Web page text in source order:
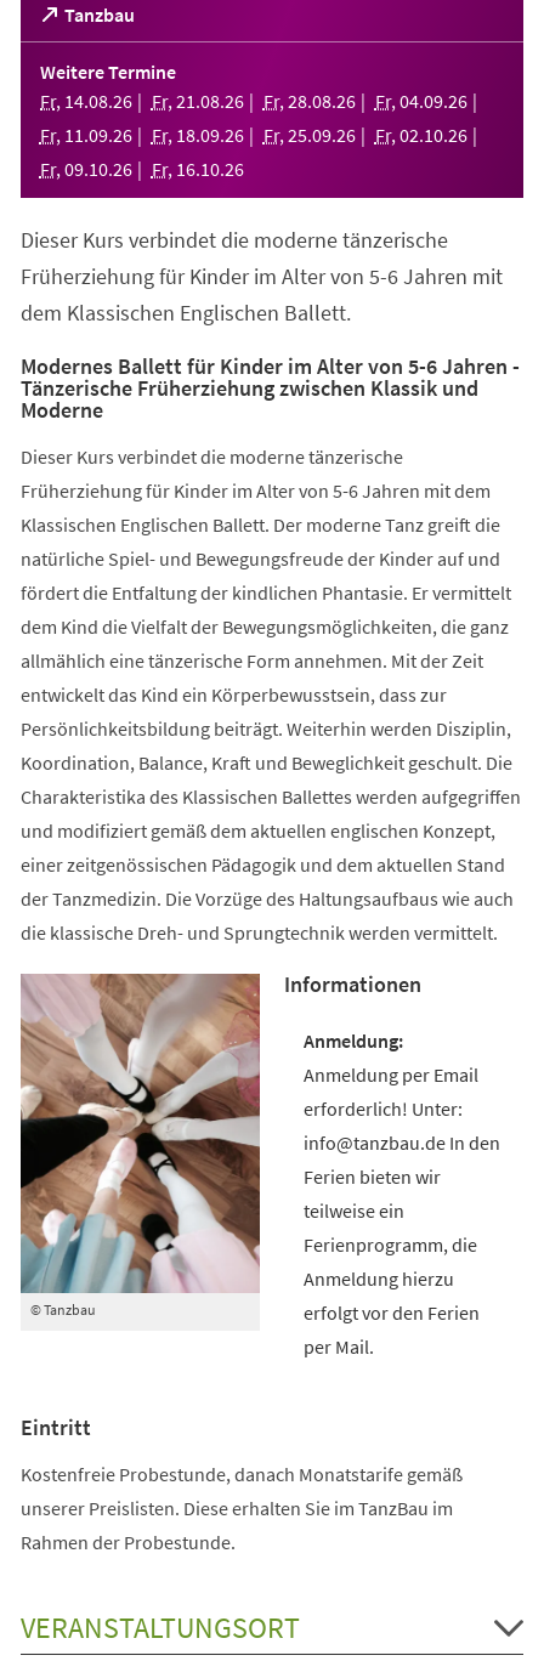
Tanzbau
(Öffnet
in
einem
neuen
Tab)
Weitere Termine
Fr, 14.08.26 Fr, 21 .08.26 Fr, 28.08.26 Fr, 04.09.26
Fr, 11 .09.26 Fr, 18.09.26 Fr, 25.09.26 Fr, 02.10.26
Fr, 09.10.26 Fr, 16.10.26
Dieser Kurs verbindet die moderne tänzerische
Früherziehung für Kinder im Alter von 5-6 Jahren mit
dem Klassischen Englischen Ballett.
Modernes Ballett für Kinder im Alter von 5-6 Jahren -
Tänzerische Früherziehung zwischen Klassik und
Moderne
Dieser Kurs verbindet die moderne tänzerische
Früherziehung für Kinder im Alter von 5-6 Jahren mit dem
Klassischen Englischen Ballett. Der moderne Tanz greift die
natürliche Spiel- und Bewegungsfreude der Kinder auf und
fördert die Entfaltung der kindlichen Phantasie. Er vermittelt
dem Kind die Vielfalt der Bewegungsmöglichkeiten, die ganz
allmählich eine tänzerische Form annehmen. Mit der Zeit
entwickelt das Kind ein Körperbewusstsein, dass zur
Persönlichkeitsbildung beiträgt. Weiterhin werden Disziplin,
Koordination, Balance, Kraft und Beweglichkeit geschult. Die
Charakteristika des Klassischen Ballettes werden aufgegriffen
und modifiziert gemäß dem aktuellen englischen Konzept,
einer zeitgenössischen Pädagogik und dem aktuellen Stand
der Tanzmedizin. Die Vorzüge des Haltungsaufbaus wie auch
die klassische Dreh- und Sprungtechnik werden vermittelt.
© Tanzbau
Informationen
Anmeldung per Email
erforderlich! Unter:
info@tanzbau.de In den
Ferien bieten wir
teilweise ein
Ferienprogramm, die
Anmeldung hierzu
erfolgt vor den Ferien
per Mail.
Eintritt
Kostenfreie Probestunde, danach Monatstarife gemäß
unserer Preislisten. Diese erhalten Sie im TanzBau im
Rahmen der Probestunde.
VERANSTALTUNGSORT